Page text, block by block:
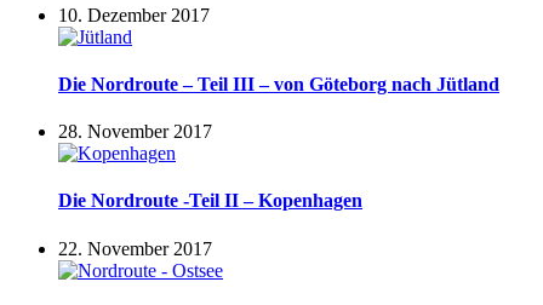
10. Dezember 2017
Die Nordroute – Teil III – von Göteborg nach Jütland
28. November 2017
Die Nordroute -Teil II – Kopenhagen
22. November 2017